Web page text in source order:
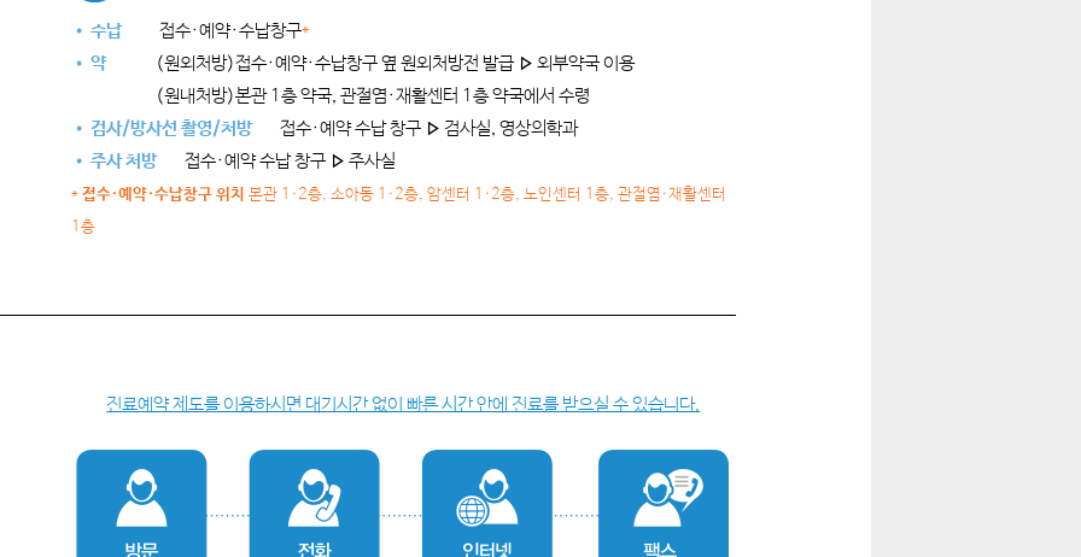
• 수납 접수·예약·수납창구*
• 약
(원외처방)접수·예약·수납창구 옆 원외처방전 발급 ▹ 외부약국 이용
(원내처방)본관 1층 약국, 관절염·재활센터 1층 약국에서 수령
• 검사/방사선 촬영/처방
접수·예약 수납 창구 ▹ 검사실, 영상의학과
• 주사 처방
접수·예약 수납 창구 ▹ 주사실
*접수·예약·수납창구 위치 본관 1·2층, 소아동 1·2층, 암센터 1·2층, 노인센터 1층, 관절염·재활센터
1층
진료예약 제도를 이용하시면 대기시간 없이 빠른 시간 안에 진료를 받으실 수 있습니다.